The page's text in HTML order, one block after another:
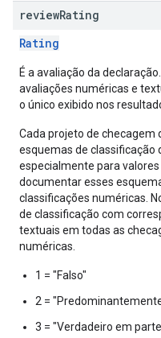
reviewRating
Rating
É a avaliação da
avaliações numéricas e
o único exibido nos
Cada projeto de
esquemas de classificação
especialmente para
documentar esses
classificações numéricas.
de classificação com
textuais em todas as
numéricas.
1 = "Falso"
2 =
3 = "Verdadeiro em